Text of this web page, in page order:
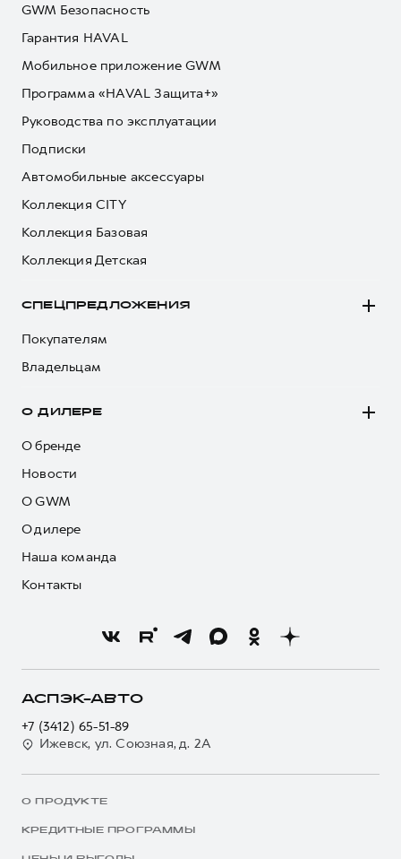
GWM Безопасность
Гарантия HAVAL
Мобильное приложение GWM
Программа «HAVAL Защита+»
Руководства по эксплуатации
Подписки
Автомобильные аксессуары
Коллекция CITY
Коллекция Базовая
Коллекция Детская
СПЕЦПРЕДЛОЖЕНИЯ
Покупателям
Владельцам
О ДИЛЕРЕ
О бренде
Новости
О GWM
О дилере
Наша команда
Контакты
АСПЭК-АВТО
+7 (3412) 65-51-89
Ижевск, ул. Союзная, д. 2А
О ПРОДУКТЕ
КРЕДИТНЫЕ ПРОГРАММЫ